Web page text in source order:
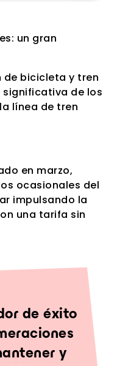
un gran
de bicicleta y tren
de los
línea de tren
en marzo,
ocasionales del
impulsando la
una tarifa sin
de éxito
y